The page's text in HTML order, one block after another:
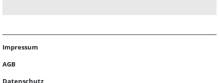
Impressum
AGB
Datenschutz